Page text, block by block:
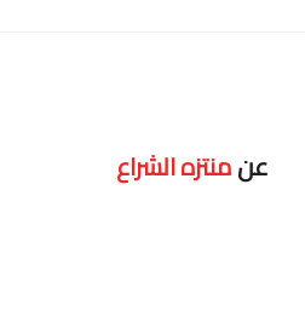
عنمنتزه الشراع